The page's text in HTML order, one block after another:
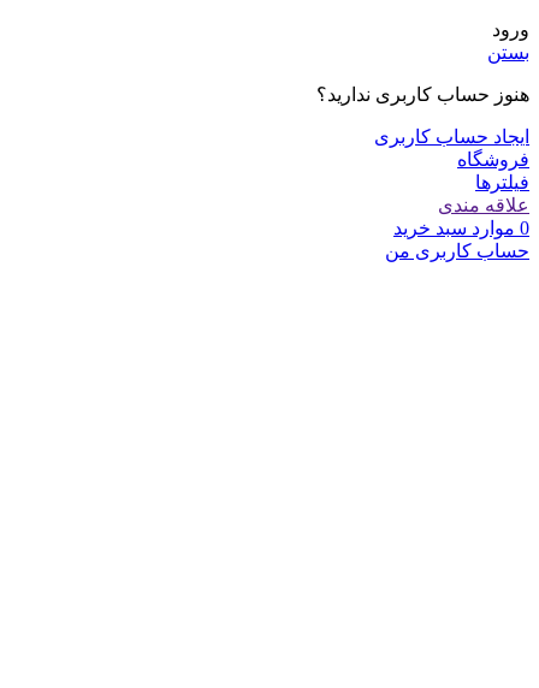
ورود
بستن
هنوز حساب کاربری ندارید؟
ایجاد حساب کاربری
فروشگاه
فیلترها
علاقه مندی
0 موارد سبد خرید
حساب کاربری من